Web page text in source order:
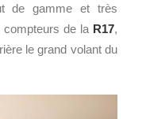
de gamme et très
compteurs de la R17,
le grand volant du